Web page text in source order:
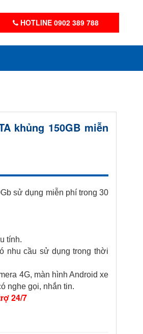
HOTLINE 0902 389 788
khủng 150GB miễn
sử dụng miễn phí trong 30
tính.
nhu cầu sử dụng trong thời
4G, màn hình Android xe
nghe gọi, nhắn tin.
24/7